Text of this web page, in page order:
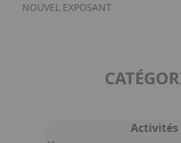
NOUVEL EXPOSANT
Activités